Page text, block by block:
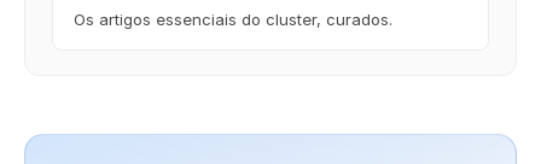
Os artigos essenciais do cluster, curados.